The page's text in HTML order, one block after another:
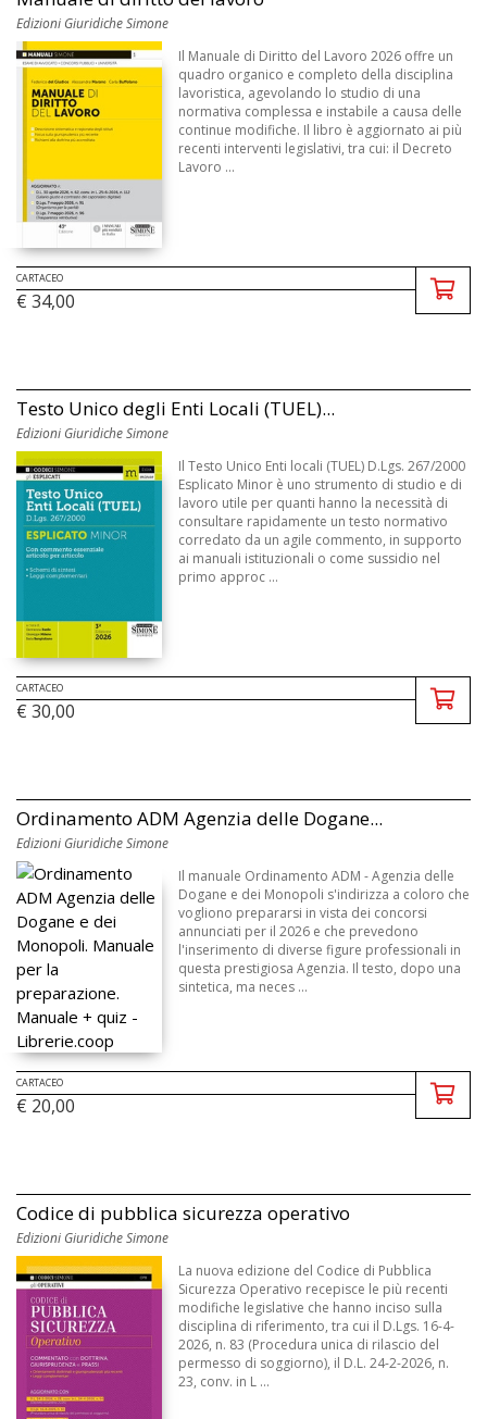
Edizioni Giuridiche Simone
Il Manuale di Diritto del Lavoro 2026 offre un
quadro organico e completo della disciplina
lavoristica, agevolando lo studio di una
normativa complessa e instabile a causa delle
continue modifiche. Il libro è aggiornato ai più
recenti interventi legislativi, tra cui: il Decreto
Lavoro ...
CARTACEO
€ 34,00
Testo Unico degli Enti Locali (TUEL)...
Edizioni Giuridiche Simone
Il Testo Unico Enti locali (TUEL) D.Lgs. 267/2000
Esplicato Minor è uno strumento di studio e di
lavoro utile per quanti hanno la necessità di
consultare rapidamente un testo normativo
corredato da un agile commento, in supporto
ai manuali istituzionali o come sussidio nel
primo approc ...
CARTACEO
€ 30,00
Ordinamento ADM Agenzia delle Dogane...
Edizioni Giuridiche Simone
Il manuale Ordinamento ADM - Agenzia delle
Dogane e dei Monopoli s'indirizza a coloro che
vogliono prepararsi in vista dei concorsi
annunciati per il 2026 e che prevedono
l'inserimento di diverse figure professionali in
questa prestigiosa Agenzia. Il testo, dopo una
sintetica, ma neces ...
CARTACEO
€ 20,00
Codice di pubblica sicurezza operativo
Edizioni Giuridiche Simone
La nuova edizione del Codice di Pubblica
Sicurezza Operativo recepisce le più recenti
modifiche legislative che hanno inciso sulla
disciplina di riferimento, tra cui il D.Lgs. 16-4-
2026, n. 83 (Procedura unica di rilascio del
permesso di soggiorno), il D.L. 24-2-2026, n.
23, conv. in L ...